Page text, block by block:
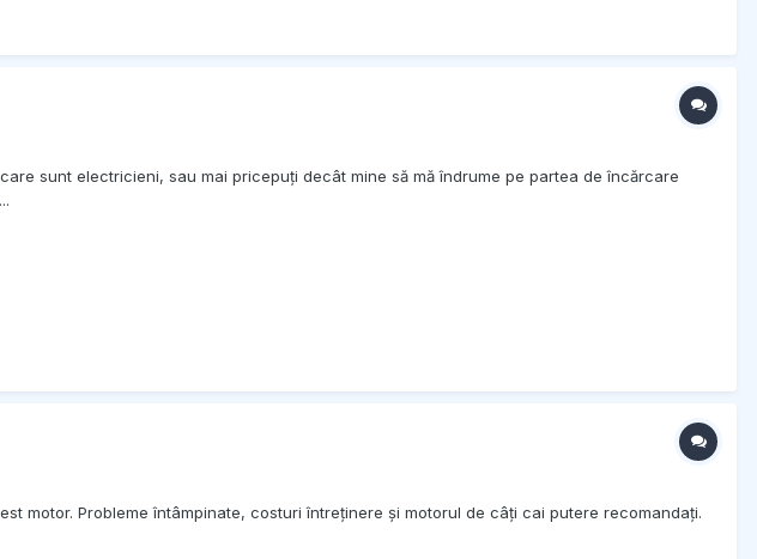
sunt electricieni, sau mai pricepuți decât mine să mă îndrume pe partea de încărcare
motor. Probleme întâmpinate, costuri întreținere și motorul de câți cai putere recomandați.